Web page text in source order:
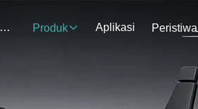
Tentang Kami Produk Aplikasi Peristiwa